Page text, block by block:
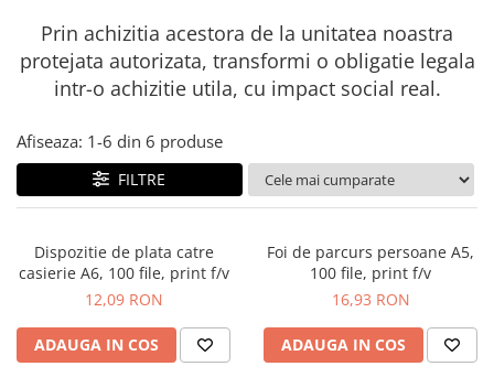
Prin achizitia acestora de la unitatea noastra
protejata autorizata, transformi o obligatie legala
intr-o achizitie utila, cu impact social real.
Afiseaza: 1-6 din 6 produse
FILTRE
Dispozitie de plata catre
casierie A6, 100 file, print f/v
12,09 RON
ADAUGA IN COS
Foi de parcurs persoane A5,
100 file, print f/v
16,93 RON
ADAUGA IN COS